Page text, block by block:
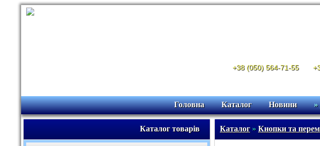
+38 (050) 564-71-55
Головна Каталог Новини »
Каталог товарів Каталог» Кнопки та